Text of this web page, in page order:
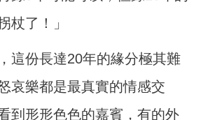
杖了！」
這份長達20年的緣分極其難
哀樂都是最真實的情感交
到形形色色的嘉賓，有的外